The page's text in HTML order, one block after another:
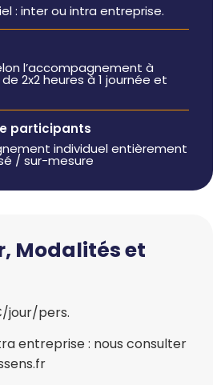
: inter ou intra entreprise.
l’accompagnement à
2x2 heures à 1 journée et
participants
individuel entièrement
/ sur-mesure
Modalités et
jour/pers.
entreprise : nous consulter